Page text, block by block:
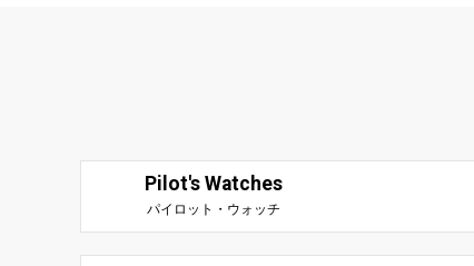
Pilot's Watches
パイロット・ウォッチ